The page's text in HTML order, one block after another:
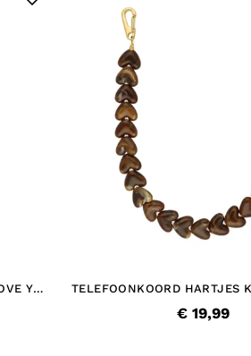
YOU
TELEFOONKOORD HARTJES
€ 19,99